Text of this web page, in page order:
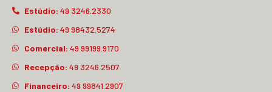
Estúdio: 49 3246.2330
Estúdio: 49 98432.5274
Comercial: 49 99199.9170
Recepção: 49 3246.2507
Financeiro: 49 99841.2907